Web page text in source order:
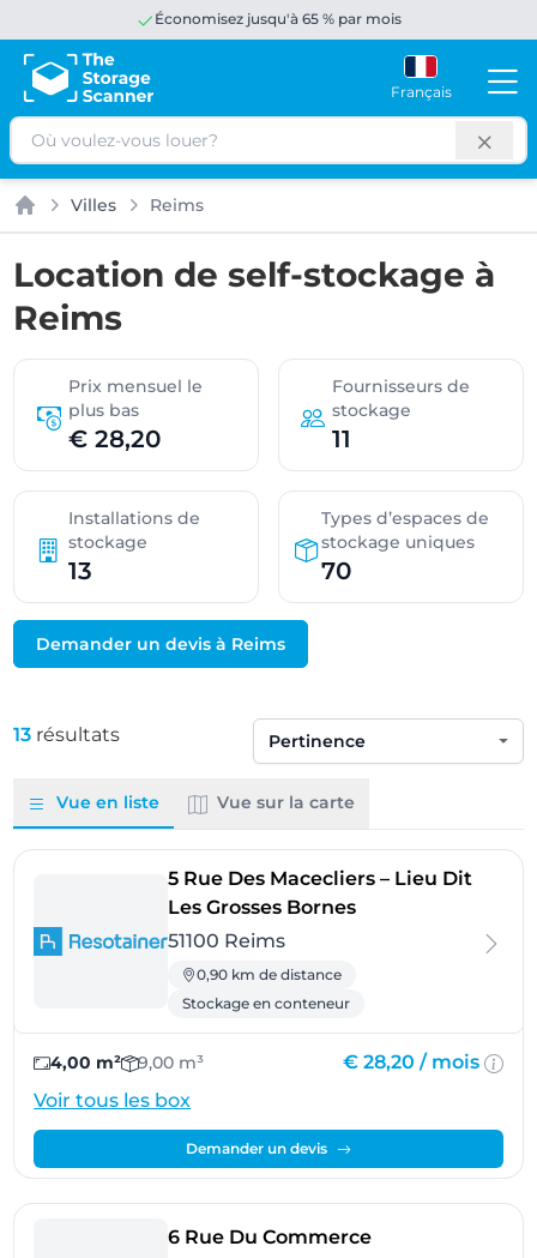
Économisez jusqu'à 65 % par mois
Français
Rechercher
Accueil
Villes Reims
Location de self-stockage à
Reims
Prix mensuel le
plus bas
€ 28,20
Fournisseurs de
stockage
11
Installations de
stockage
13
Types d’espaces de
stockage uniques
70
Demander un devis à Reims
13 résultats
Trier par
Vue en liste Vue sur la carte
5 Rue Des Macecliers – Lieu Dit
Les Grosses Bornes- Reims
51100 Reims
0,90 km de distance
Stockage en conteneur
4,00 m² 9,00 m³ € 28,20 / mois
Voir tous les box
Demander un devis
6 Rue Du Commerce- Reims